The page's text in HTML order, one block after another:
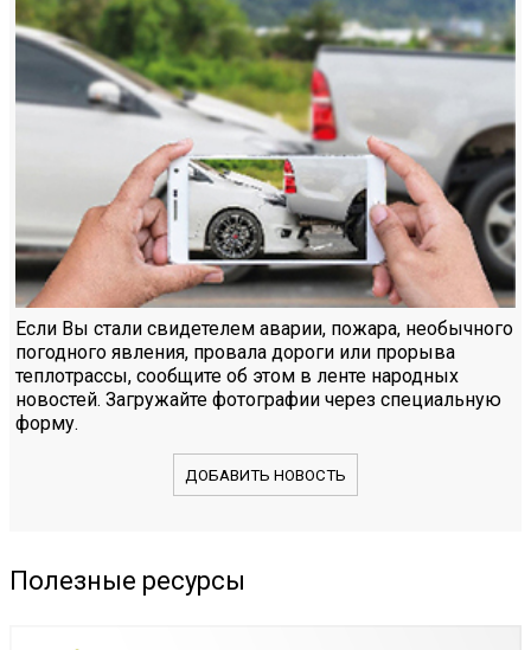
Если Вы стали свидетелем аварии, пожара, необычного
погодного явления, провала дороги или прорыва
теплотрассы, сообщите об этом в ленте народных
новостей. Загружайте фотографии через специальную
форму.
ДОБАВИТЬ НОВОСТЬ
Полезные ресурсы